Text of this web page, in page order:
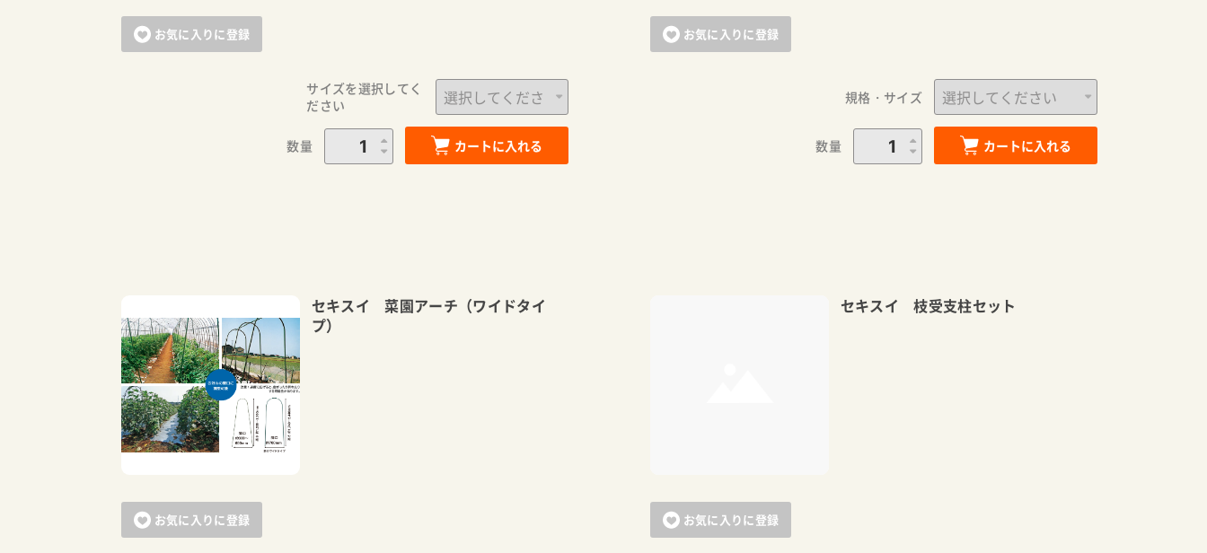
お気に入りに登録
サイズを選択してく
ださい
数量 カートに入れる
お気に入りに登録
規格・サイズ
数量 カートに入れる
お気に入りに登録
セキスイ 菜園アーチ（ワイドタイ
プ）
お気に入りに登録
セキスイ 枝受支柱セット